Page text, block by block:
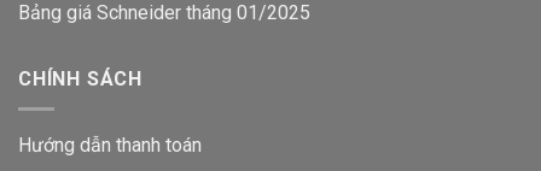
Bảng giá Schneider tháng 01/2025
CHÍNH SÁCH
Hướng dẫn thanh toán